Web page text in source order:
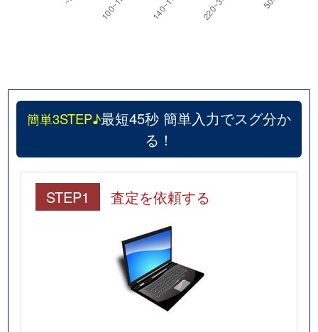
簡単3STEP♪最短45秒 簡単入力でスグ分か
る！
STEP1 査定を依頼する